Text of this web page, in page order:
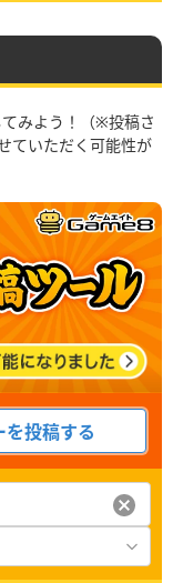
みよう！（※投稿さ
ていただく可能性が
投稿する